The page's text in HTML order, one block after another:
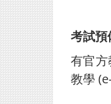
考試預
有官
教學